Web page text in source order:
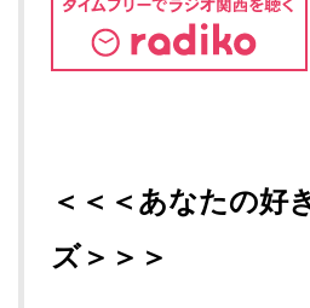
＜＜＜あなたの好
ズ＞＞＞